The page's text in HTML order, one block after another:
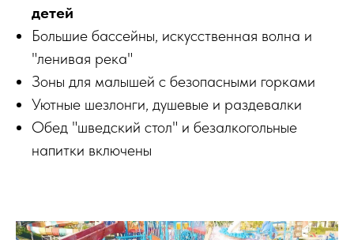
детей
Большие бассейны, искусственная волна и
"ленивая река"
Зоны для малышей с безопасными горками
Уютные шезлонги, душевые и раздевалки
Обед "шведский стол" и безалкогольные
напитки включены